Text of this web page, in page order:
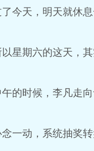
今天，明天就休息
以星期六的这天，
午的时候，李凡走
一动，系统抽奖